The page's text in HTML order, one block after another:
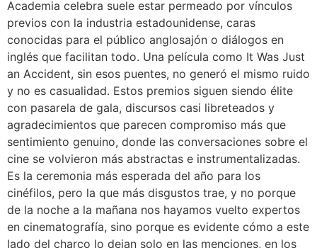
Academia celebra suele estar permeado por vínculos
previos con la industria estadounidense, caras
conocidas para el público anglosajón o diálogos en
inglés que facilitan todo. Una película como It Was Just
an Accident, sin esos puentes, no generó el mismo ruido
y no es casualidad. Estos premios siguen siendo élite
con pasarela de gala, discursos casi libreteados y
agradecimientos que parecen compromiso más que
sentimiento genuino, donde las conversaciones sobre el
cine se volvieron más abstractas e instrumentalizadas.
Es la ceremonia más esperada del año para los
cinéfilos, pero la que más disgustos trae, y no porque
de la noche a la mañana nos hayamos vuelto expertos
en cinematografía, sino porque es evidente cómo a este
lado del charco lo dejan solo en las menciones, en los